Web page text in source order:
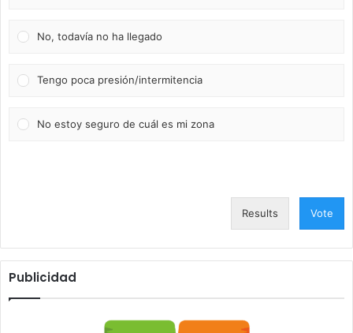
No, todavía no ha llegado
Tengo poca presión/intermitencia
No estoy seguro de cuál es mi zona
Results Vote
Publicidad